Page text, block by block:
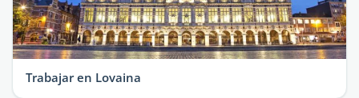
Trabajar en Lovaina